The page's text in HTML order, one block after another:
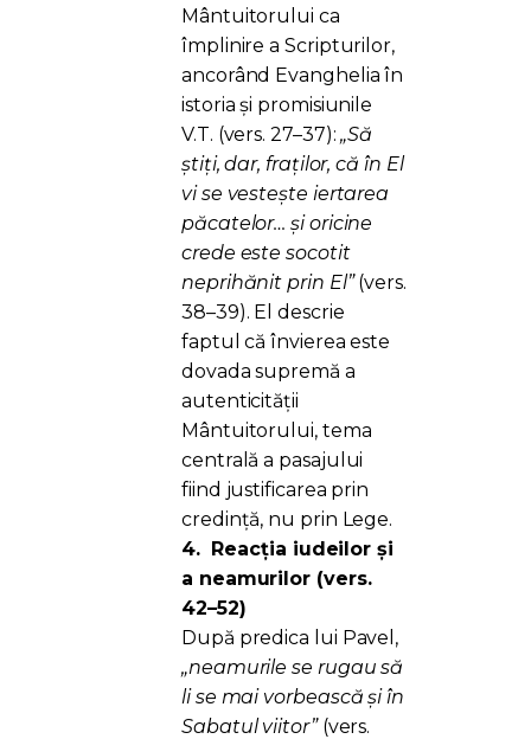
Mântuitorului ca
împlinire a Scripturilor,
ancorând Evanghelia în
istoria și promisiunile
V.T. (vers. 27–37):„Să
știți, dar, fraților, că în El
vi se vestește iertarea
păcatelor… și oricine
crede este socotit
neprihănit prin El”(vers.
38–39). El descrie
faptul că învierea este
dovada supremă a
autenticității
Mântuitorului, tema
centrală a pasajului
fiind justificarea prin
credință, nu prin Lege.
4. Reacția iudeilor și
a neamurilor (vers.
42–52)
După predica lui Pavel,
„neamurile se rugau să
li se mai vorbească și în
Sabatul viitor”(vers.